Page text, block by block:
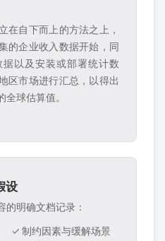
在自下而上的方法之上，
的企业收入数据开始，同
以及安装或部署统计数
区市场进行汇总，以得出
球估算值。
设
的明确文档记录：
✓ 制约因素与缓解场景